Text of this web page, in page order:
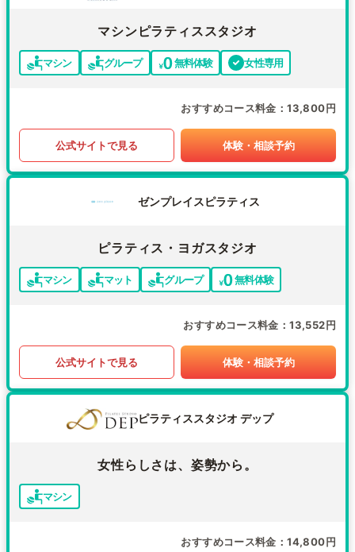
マシンピラティススタジオ
マシン グループ 無料体験 女性専用
おすすめコース料金 13,800円
公式サイトで見る 体験・相談予約
ゼンプレイスピラティス
ピラティス・ヨガスタジオ
マシン マット グループ 無料体験
おすすめコース料金 13,552円
公式サイトで見る 体験・相談予約
ピラティススタジオ デップ
女性らしさは、姿勢から。
マシン
おすすめコース料金 14,800円